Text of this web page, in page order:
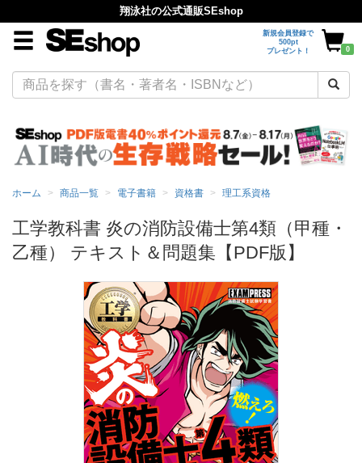
翔泳社の公式通販SEshop
新規会員登録で
500pt
プレゼント！
0
ホーム 商品一覧 電子書籍 資格書 理工系資格
工学教科書 炎の消防設備士第4類（甲種・
乙種） テキスト＆問題集【PDF版】